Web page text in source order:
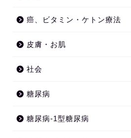
癌、ビタミン・ケトン療法
皮膚・お肌
社会
糖尿病
糖尿病-1型糖尿病